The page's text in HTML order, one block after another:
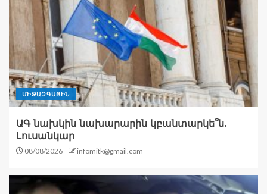
ՄԻՋԱԶԳԱՅԻՆ
ԱԳ նախկին նախարարին կբանտարկե՞ն.
Լուսանկար
08/08/2026 infomitk@gmail.com